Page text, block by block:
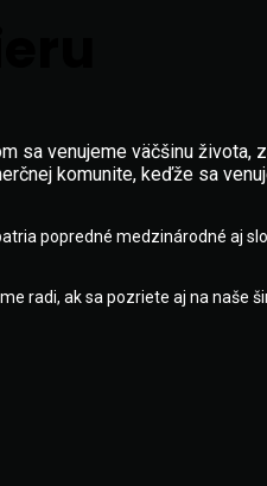
sa venujeme väčšinu života,
komunite, keďže sa
popredné medzinárodné aj
radi, ak sa pozriete aj na naše